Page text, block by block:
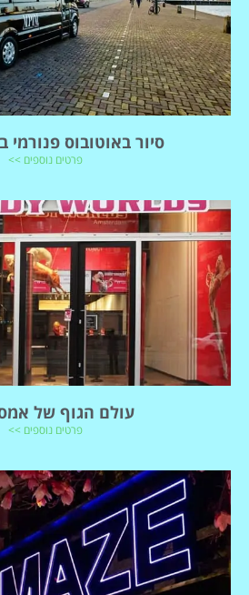
סיור באוטובוס
פרטים נוספים >>
עולם הגוף של
פרטים נוספים >>